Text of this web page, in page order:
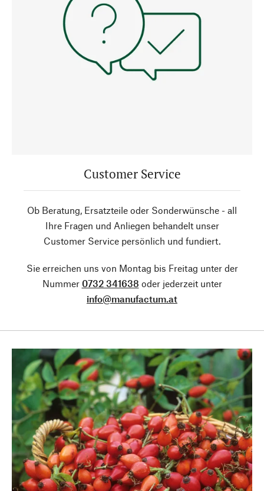
Customer Service
Ob Beratung, Ersatzteile oder Sonderwünsche - all
Ihre Fragen und Anliegen behandelt unser
Customer Service persönlich und fundiert.
Sie erreichen uns von Montag bis Freitag unter der
Nummer 0732 341638 oder jederzeit unter
info@manufactum.at